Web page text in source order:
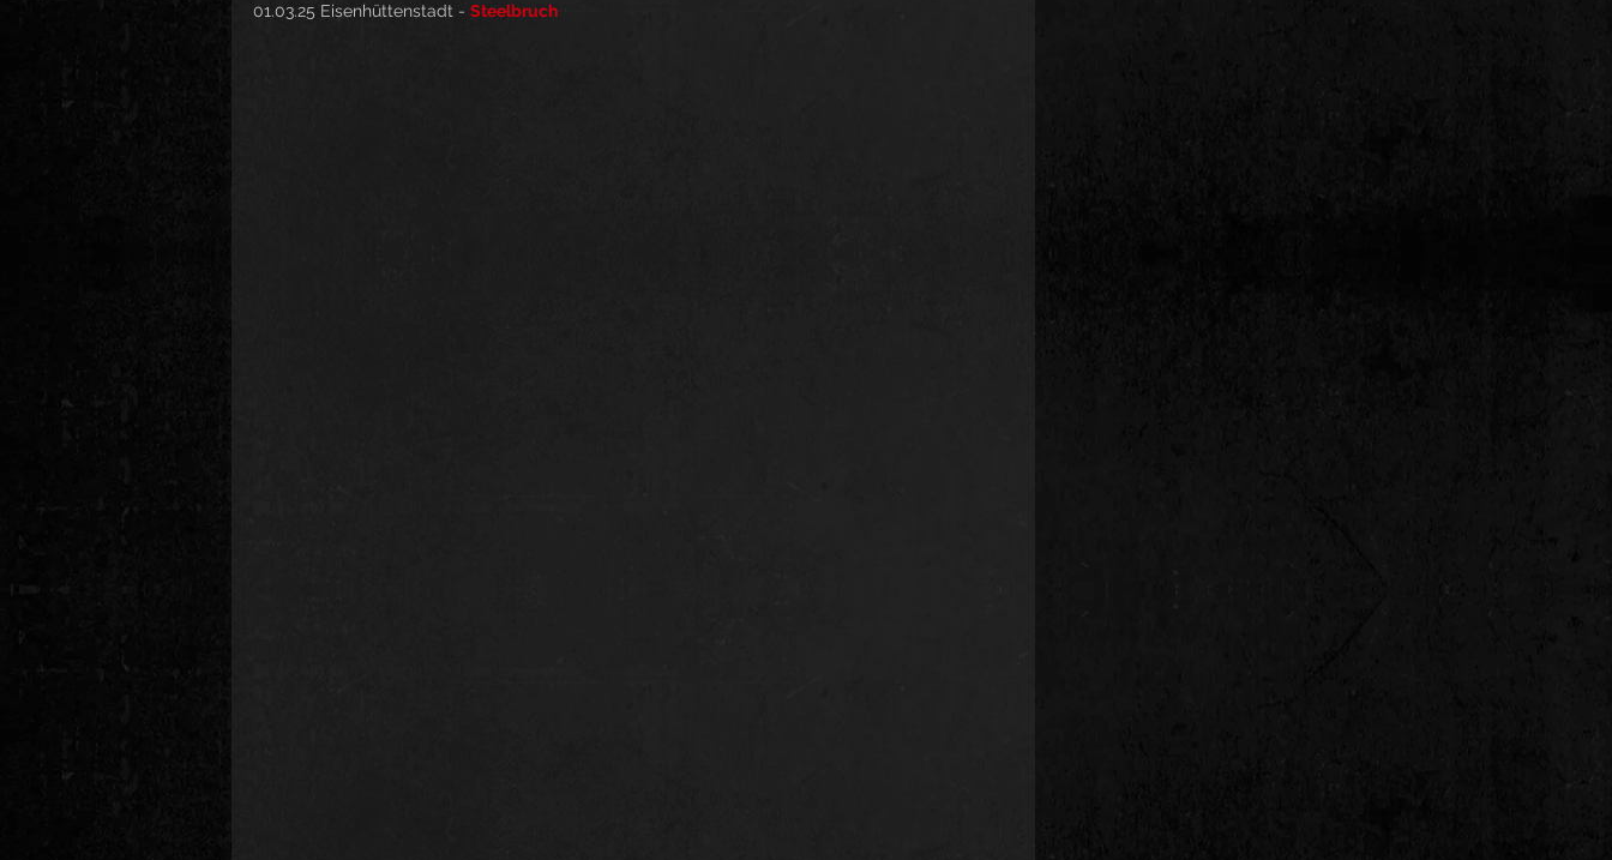
01.03.25 Eisenhüttenstadt - Steelbruch